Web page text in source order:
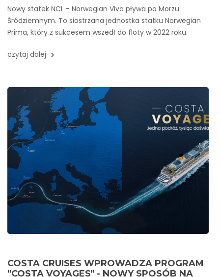
Nowy statek NCL - Norwegian Viva pływa po Morzu
Śródziemnym. To siostrzana jednostka statku Norwegian
Prima, który z sukcesem wszedł do floty w 2022 roku.
czytaj dalej
COSTA CRUISES WPROWADZA PROGRAM
"COSTA VOYAGES" - NOWY SPOSÓB NA